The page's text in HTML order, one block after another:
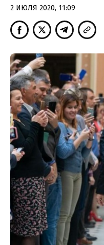
2 ИЮЛЯ 2020, 11:09